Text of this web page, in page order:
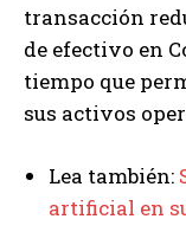
transacción
de efectivo en
tiempo que
sus activos
Lea también:
artificial en